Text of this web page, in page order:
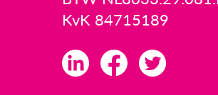
KvK 84715189